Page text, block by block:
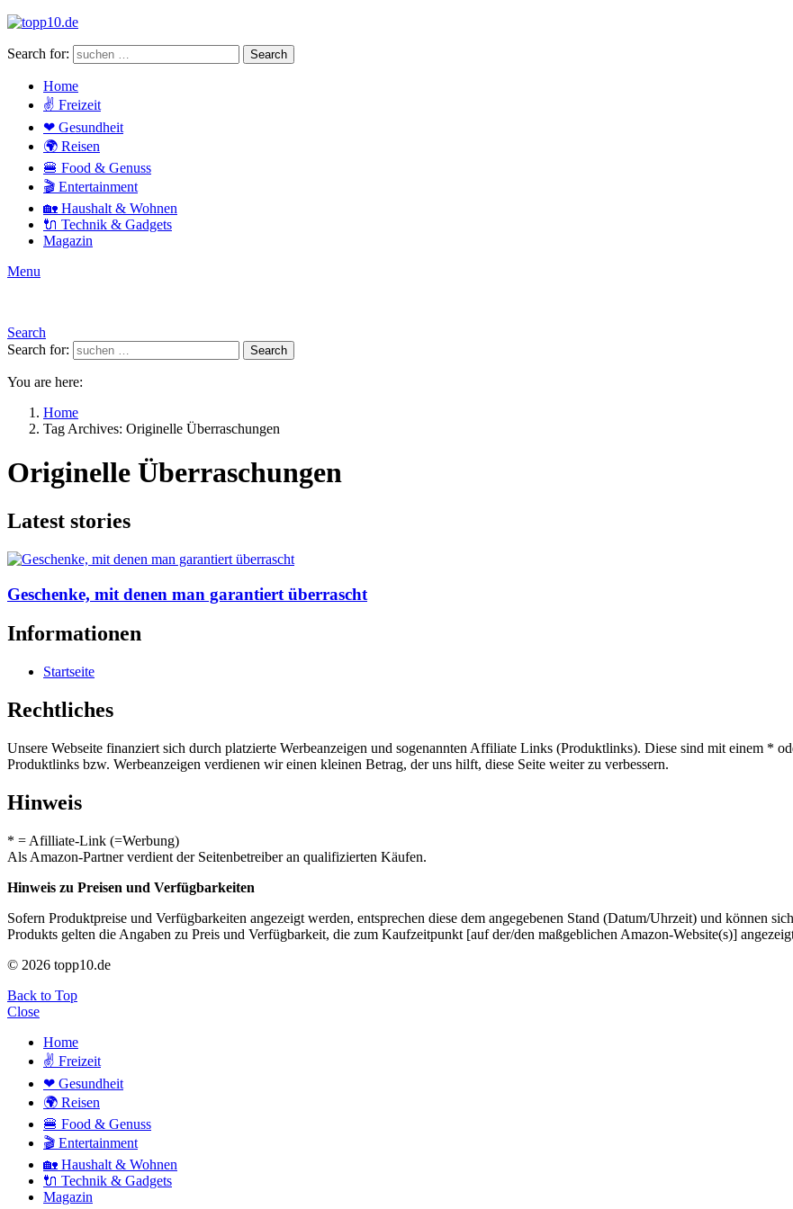
Search for: Search
Home
✌ Freizeit
❤ Gesundheit
🌍 Reisen
🍔 Food & Genuss
🎬 Entertainment
🏡 Haushalt & Wohnen
🔌 Technik & Gadgets
Magazin
Menu
Search
Search for:
Search
You are here:
Home
Tag Archives: Originelle Überraschungen
Originelle Überraschungen
Latest stories
Geschenke, mit denen man garantiert überrascht
Informationen
Startseite
Rechtliches
Unsere Webseite finanziert sich durch platzierte Werbeanzeigen und sogenannten Affiliate Links (Produktlinks). Diese sind mit einem *
Produktlinks bzw. Werbeanzeigen verdienen wir einen kleinen Betrag, der uns hilft, diese Seite weiter zu verbessern.
Hinweis
* = Afilliate-Link (=Werbung)
Als Amazon-Partner verdient der Seitenbetreiber an qualifizierten Käufen.
Hinweis zu Preisen und Verfügbarkeiten
Sofern Produktpreise und Verfügbarkeiten angezeigt werden, entsprechen diese dem angegebenen Stand (Datum/Uhrzeit) und können
Produkts gelten die Angaben zu Preis und Verfügbarkeit, die zum Kaufzeitpunkt [auf der/den maßgeblichen Amazon-Website(s)]
© 2026 topp10.de
Back to Top
Close
Home
✌ Freizeit
❤ Gesundheit
🌍 Reisen
🍔 Food & Genuss
🎬 Entertainment
🏡 Haushalt & Wohnen
🔌 Technik & Gadgets
Magazin